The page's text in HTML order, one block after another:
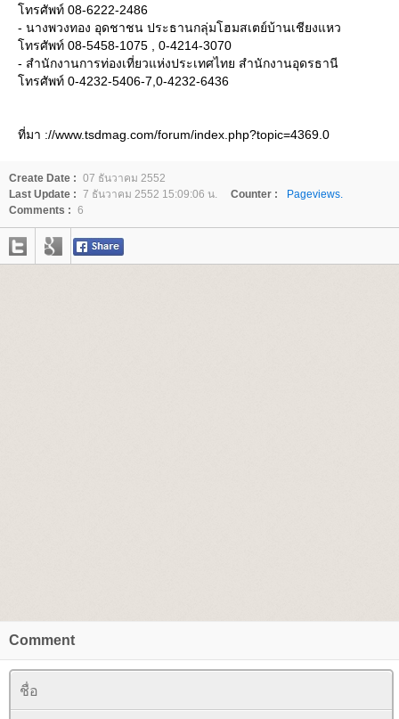
ทรศัพท์ 08-6222-2486
- นางพวงทอง อุดชาชน ประธานกลุ่มโฮมสเตย์บ้านเชียงแหว
ทรศัพท์ 08-5458-1075 , 0-4214-3070
- สำนักงานการท่องเที่ยวแห่งประเทศไทย สำนักงานอุดรธานี
ทรศัพท์ 0-4232-5406-7,0-4232-6436
ที่มา ://www.tsdmag.com/forum/index.php?topic=4369.0
Create Date : 07 ธันวาคม 2552
Last Update : 7 ธันวาคม 2552 15:09:06 น. Counter :
Pageviews.
Comments : 6
Comment